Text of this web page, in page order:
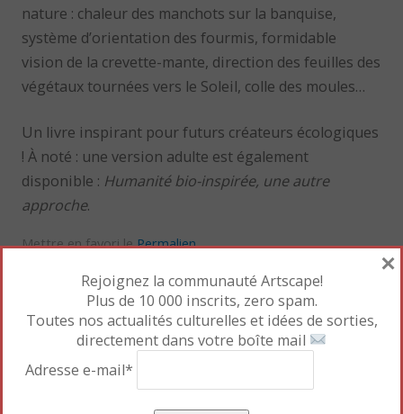
nature : chaleur des manchots sur la banquise,
système d’orientation des fourmis, formidable
vision de la crevette-mante, direction des feuilles des
végétaux tournées vers le Soleil, colle des moules…
Un livre inspirant pour futurs créateurs écologiques
! À noté : une version adulte est également
disponible : Humanité bio-inspirée, une autre
approche.
Mettre en favori lePermalien.
«Nouvelles expos au
L’arbre, le chat, le grand-
Rejoignez la communauté Artscape!
Plus de 10 000 inscrits, zero spam.
Toutes nos actualités culturelles et idées de sorties,
directement dans votre boîte mail
Adresse e-mail*
×